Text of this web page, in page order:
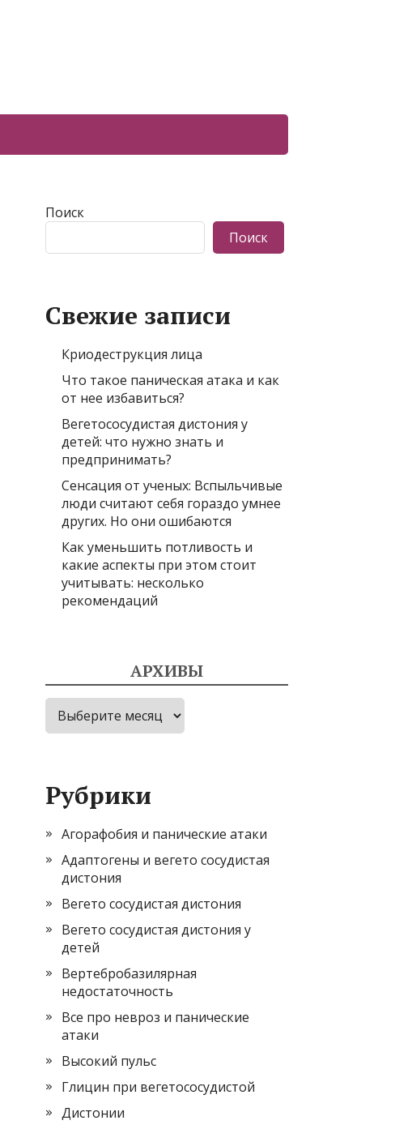
Поиск
Поиск
Свежие записи
Криодеструкция лица
Что такое паническая атака и как
от нее избавиться?
Вегетососудистая дистония у
детей: что нужно знать и
предпринимать?
Сенсация от ученых: Вспыльчивые
люди считают себя гораздо умнее
других. Но они ошибаются
Как уменьшить потливость и
какие аспекты при этом стоит
учитывать: несколько
рекомендаций
АРХИВЫ
Архивы
Рубрики
Агорафобия и панические атаки
Адаптогены и вегето сосудистая
дистония
Вегето сосудистая дистония
Вегето сосудистая дистония у
детей
Вертебробазилярная
недостаточность
Все про невроз и панические
атаки
Высокий пульс
Глицин при вегетососудистой
Дистонии